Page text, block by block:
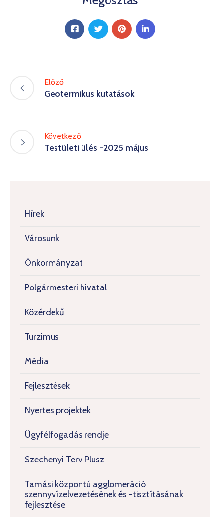
Előző
Geotermikus kutatások
Következő
Testületi ülés -2025 május
Hírek
Városunk
Önkormányzat
Polgármesteri hivatal
Közérdekű
Turzimus
Média
Fejlesztések
Nyertes projektek
Ügyfélfogadás rendje
Szechenyi Terv Plusz
Tamási központú agglomeráció
szennyvízelvezetésének és -tisztításának
fejlesztése